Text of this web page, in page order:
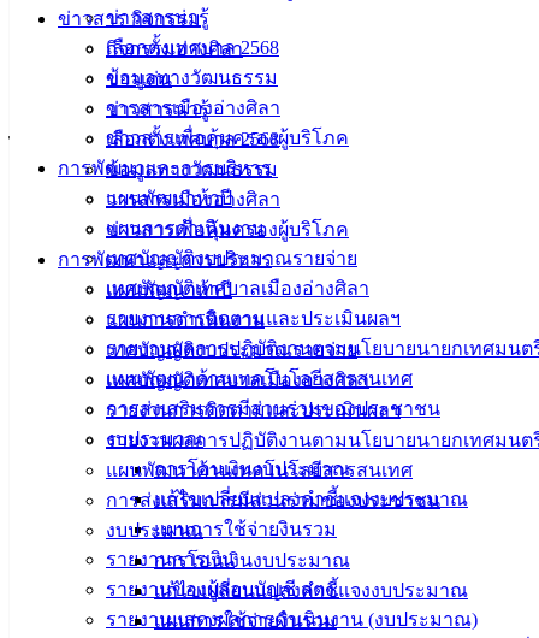
ข่าวสารน่ารู้
เลือกตั้งเทศบาล 2568
ข้อมูลทางวัฒนธรรม
วารสารเมืองอ่างศิลา
ข่าวสารเพื่อคุ้มครองผู้บริโภค
การพัฒนาและการบริหาร
แผนพัฒนาห้าปี
แผนการดำเนินงาน
เทศบัญญัติงบประมาณรายจ่าย
เทศบัญญัติเทศบาลเมืองอ่างศิลา
รายงานการติดตามและประเมินผลฯ
รายงานผลการปฏิบัติงานตามนโยบายนายกเทศมนต
แผนพัฒนาด้านเทคโนโลยีสารสนเทศ
การส่งเสริมการมีส่วนร่วมของประชาชน
งบประมาณ
การโอนเงินงบประมาณ
แก้ไขเปลี่ยนแปลงคำชี้แจงงบประมาณ
แผนการใช้จ่ายงินรวม
รายงานการเงิน
รายงานของผู้สอบบัญชี สตง.
รายงานแสดงผลการดำเนินงาน (งบประมาณ)
ข่าวสาร กิจกรรม
กิจกรรมอ่างศิลา
ข่าวเด่น
ข่าวสารน่ารู้
เลือกตั้งเทศบาล 2568
ข้อมูลทางวัฒนธรรม
วารสารเมืองอ่างศิลา
ข่าวสารเพื่อคุ้มครองผู้บริโภค
การพัฒนาและการบริหาร
แผนพัฒนาห้าปี
แผนการดำเนินงาน
เทศบัญญัติงบประมาณรายจ่าย
เทศบัญญัติเทศบาลเมืองอ่างศิลา
รายงานการติดตามและประเมินผลฯ
รายงานผลการปฏิบัติงานตามนโยบายนายกเทศมนต
แผนพัฒนาด้านเทคโนโลยีสารสนเทศ
การส่งเสริมการมีส่วนร่วมของประชาชน
งบประมาณ
การโอนเงินงบประมาณ
แก้ไขเปลี่ยนแปลงคำชี้แจงงบประมาณ
แผนการใช้จ่ายงินรวม
นายกเทศมนตรีเมืองอ่างศิลา เปิดเผยว่า ภายหลังได้รับการร้อง
เรียนร้องทุกข์ เทศบาลฯได้นำเครื่องมือ เครื่องจักร พร้อมด้วย
เจ้าหน้าที่กองสาธารณสุขและสิ่งแวดล้อม ลงพื้นที่ดำเนินการจัด
เก็บขยะและสิ่งปฏิกูลพร้อมทั้งปรับสภาพพื้นที่ให้เรียบร้อย จากนี้
ไปได้มอบหมายเจ้าหน้าที่เฝ้าตรวจสอบผู้ลักลอบทิ้งขยะอย่าง
ใกล้ชิด โดยมีทั้งระบบกล้องวงจรปิด และเครือข่ายประชาชนที่
จะแจ้งข้อมูลและส่งหลักฐานให้เจ้าหน้าที่ดำเนินการตาม
กฎหมายกับผู้ลักลอบทิ้งขยะสร้างความเดือดร้อนให้กับส่วนรวม
ซึ่งจะดำเนินการจับปรับจริง 2,000 บาท
เผยแพร่โดย : งานบริการและเผยแพร่วิชาการ กองยุทธศาสตร์
และงบประมาณ เทศบาลเมืองอ่างศิลา